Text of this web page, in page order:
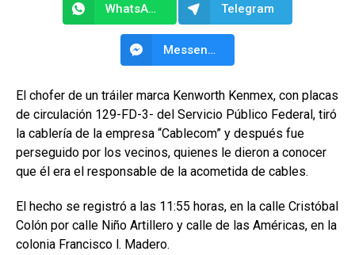
WhatsApp Telegram
Messenger
El chofer de un tráiler marca Kenworth Kenmex, con placas
de circulación 129-FD-3- del Servicio Público Federal, tiró
la cablería de la empresa “Cablecom” y después fue
perseguido por los vecinos, quienes le dieron a conocer
que él era el responsable de la acometida de cables.
El hecho se registró a las 11:55 horas, en la calle Cristóbal
Colón por calle Niño Artillero y calle de las Américas, en la
colonia Francisco l. Madero.